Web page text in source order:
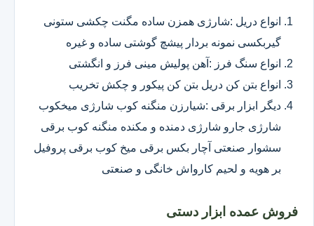
انواع دریل :شارژی همزن ساده مگنت چکشی ستونی
گیربکسی نمونه بردار پیشچ گوشتی ساده و غیره
انواع سنگ فرز :آهن پولیش مینی فرز و انگشتی
انواع بتن کن دریل بتن کن پیکور و چکش تخریب
دیگر ابزار برقی :شیارزن منگنه کوب شارژی میخکوب
شارژی جارو شارژی دمنده و مکنده منگنه کوب برقی
سشوار صنعتی آچار بکس برقی میخ کوب برقی پروفیل
بر هویه و لحیم کارواش خانگی و صنعتی
فروش عمده ابزار دستی